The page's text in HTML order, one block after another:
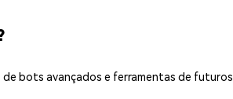
bots avançados e ferramentas de